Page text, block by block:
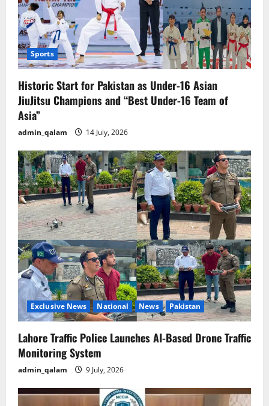
Sports
Historic Start for Pakistan as Under-16 Asian
JiuJitsu Champions and “Best Under-16 Team of
Asia”
admin_qalam 14 July, 2026
Exclusive News National News Pakistan
Lahore Traffic Police Launches AI-Based Drone Traffic
Monitoring System
admin_qalam 9 July, 2026